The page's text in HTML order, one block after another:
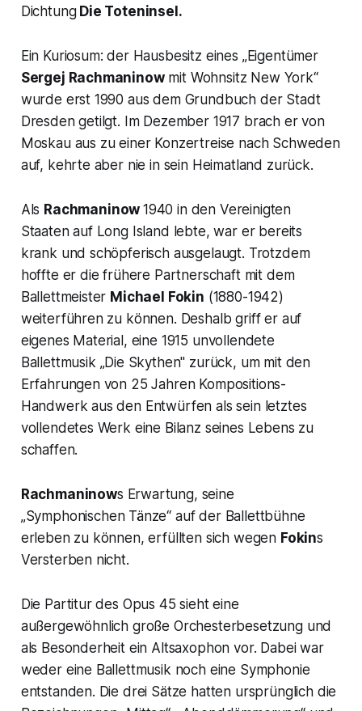
DichtungDie Toteninsel.
Ein Kuriosum: der Hausbesitz eines „Eigentümer
Sergej Rachmaninowmit Wohnsitz New York“
wurde erst 1990 aus dem Grundbuch der Stadt
Dresden getilgt. Im Dezember 1917 brach er von
Moskau aus zu einer Konzertreise nach Schweden
auf, kehrte aber nie in sein Heimatland zurück.
Als Rachmaninow 1940 in den Vereinigten
Staaten auf Long Island lebte, war er bereits
krank und schöpferisch ausgelaugt. Trotzdem
hoffte er die frühere Partnerschaft mit dem
Ballettmeister Michael Fokin (1880-1942)
weiterführen zu können. Deshalb griff er auf
eigenes Material, eine 1915 unvollendete
Ballettmusik „Die Skythen" zurück, um mit den
Erfahrungen von 25 Jahren Kompositions-
Handwerk aus den Entwürfen als sein letztes
vollendetes Werk eine Bilanz seines Lebens zu
schaffen.
Rachmaninows Erwartung, seine
„Symphonischen Tänze“ auf der Ballettbühne
erleben zu können, erfüllten sich wegen Fokins
Versterben nicht.
Die Partitur des Opus 45 sieht eine
außergewöhnlich große Orchesterbesetzung und
als Besonderheit ein Altsaxophon vor. Dabei war
weder eine Ballettmusik noch eine Symphonie
entstanden. Die drei Sätze hatten ursprünglich die